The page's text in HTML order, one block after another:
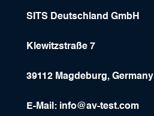
SITS Deutschland GmbH
Klewitzstraße 7
39112 Magdeburg, Germany
E-Mail: info@av-test.com